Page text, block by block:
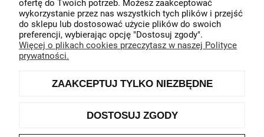
Ponad 40 lat na rynku Profesjonalna
Pomoc
ofertę do Twoich potrzeb. Możesz zaakceptować
wykorzystanie przez nas wszystkich tych plików i przejść
do sklepu lub dostosować użycie plików do swoich
preferencji, wybierając opcję "Dostosuj zgody".
Więcej o plikach cookies przeczytasz w naszej Polityce
prywatności.
ZAAKCEPTUJ TYLKO NIEZBĘDNE
DOSTOSUJ ZGODY